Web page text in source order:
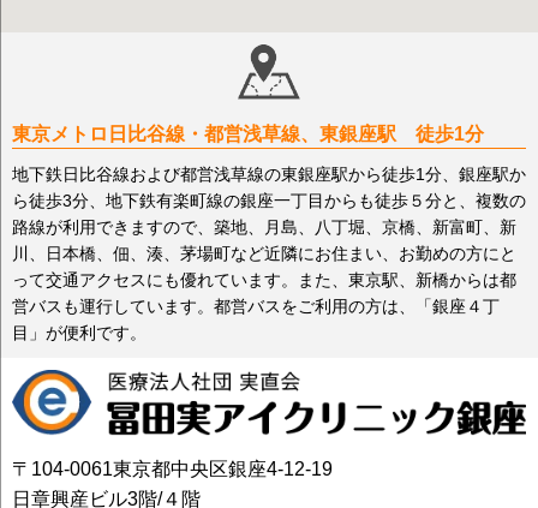
東京メトロ日比谷線・都営浅草線、東銀座駅 徒歩1分
地下鉄日比谷線および都営浅草線の東銀座駅から徒歩1分、銀座駅か
ら徒歩3分、地下鉄有楽町線の銀座一丁目からも徒歩５分と、複数の
路線が利用できますので、築地、月島、八丁堀、京橋、新富町、新
川、日本橋、佃、湊、茅場町など近隣にお住まい、お勤めの方にと
って交通アクセスにも優れています。また、東京駅、新橋からは都
営バスも運行しています。都営バスをご利用の方は、「銀座４丁
目」が便利です。
〒104-0061東京都中央区銀座4-12-19
日章興産ビル3階/４階